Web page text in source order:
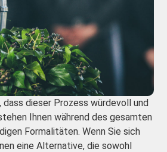
dieser Prozess würdevoll und
Ihnen während des gesamten
Formalitäten. Wenn Sie sich
eine Alternative, die sowohl